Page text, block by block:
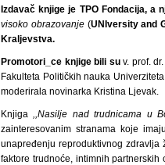
Izdavač knjige je TPO Fondacija, a
visoko obrazovanje(UNIversity and
Kraljevstva.
Promotori_ce knjige bili su v. prof.
Fakulteta Političkih nauka
moderirala novinarka Kristina Ljevak.
Knjiga,,Nasilje nad trudnicama u
zainteresovanim stranama koje
unapređenju reproduktivnog
faktore trudnoće, intimnih